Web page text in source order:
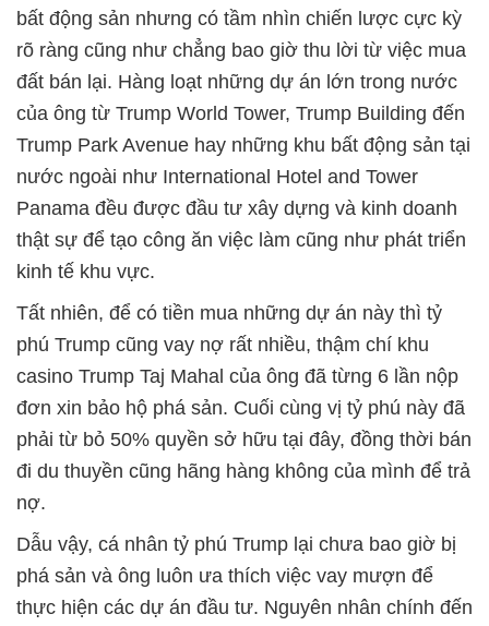
bất động sản nhưng có tầm nhìn chiến lược cực kỳ
rõ ràng cũng như chẳng bao giờ thu lời từ việc mua
đất bán lại. Hàng loạt những dự án lớn trong nước
của ông từ Trump World Tower, Trump Building đến
Trump Park Avenue hay những khu bất động sản tại
nước ngoài như International Hotel and Tower
Panama đều được đầu tư xây dựng và kinh doanh
thật sự để tạo công ăn việc làm cũng như phát triển
kinh tế khu vực.
Tất nhiên, để có tiền mua những dự án này thì tỷ
phú Trump cũng vay nợ rất nhiều, thậm chí khu
casino Trump Taj Mahal của ông đã từng 6 lần nộp
đơn xin bảo hộ phá sản. Cuối cùng vị tỷ phú này đã
phải từ bỏ 50% quyền sở hữu tại đây, đồng thời bán
đi du thuyền cũng hãng hàng không của mình để trả
nợ.
Dẫu vậy, cá nhân tỷ phú Trump lại chưa bao giờ bị
phá sản và ông luôn ưa thích việc vay mượn để
thực hiện các dự án đầu tư. Nguyên nhân chính đến